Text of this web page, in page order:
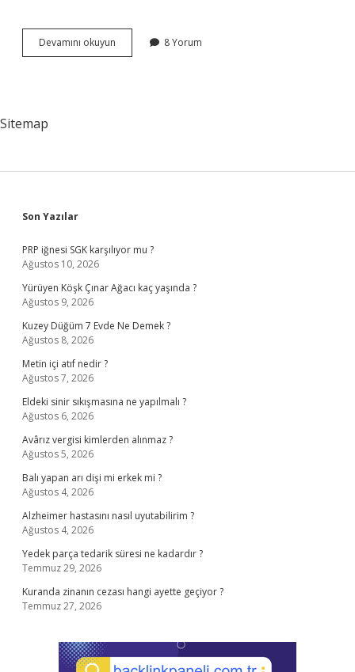
Devamını okuyun Ceylanpınar
Çiftliğinde
8 Yorum
Sitemap
Sidebar
Son Yazılar
PRP iğnesi SGK karşılıyor mu ?
Ağustos 10, 2026
Yürüyen Köşk Çınar Ağacı kaç yaşında ?
Ağustos 9, 2026
Kuzey Düğüm 7 Evde Ne Demek ?
Ağustos 8, 2026
Metin içi atıf nedir ?
Ağustos 7, 2026
Eldeki sinir sıkışmasına ne yapılmalı ?
Ağustos 6, 2026
Avârız vergisi kimlerden alınmaz ?
Ağustos 5, 2026
Balı yapan arı dişi mi erkek mi ?
Ağustos 4, 2026
Alzheimer hastasını nasıl uyutabilirim ?
Ağustos 4, 2026
Yedek parça tedarik süresi ne kadardır ?
Temmuz 29, 2026
Kuranda zinanın cezası hangi ayette geçiyor ?
Temmuz 27, 2026